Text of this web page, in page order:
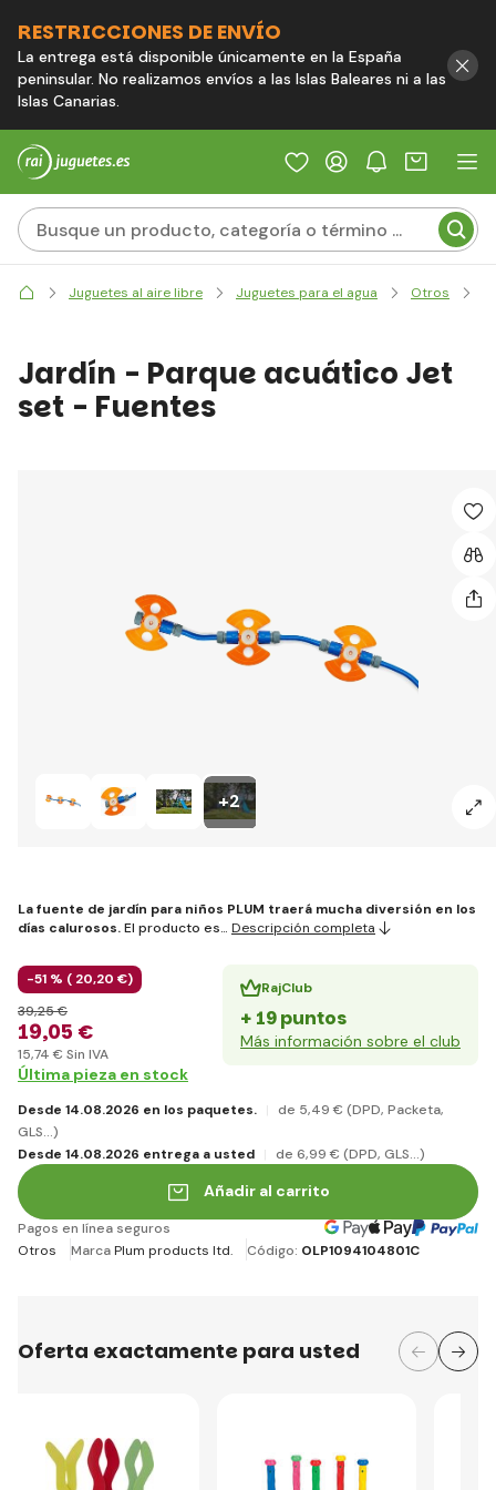
RESTRICCIONES DE ENVÍO
La entrega está disponible únicamente en la España
peninsular. No realizamos envíos a las Islas Baleares ni a las
Islas Canarias.
Juguetes al aire libre Juguetes para el agua Otros
+2
Jardín - Parque acuático Jet
set - Fuentes
La fuente de jardín para niños PLUM traerá mucha diversión en los
días calurosos.El producto es… Descripción completa
-51 % ( 20,20 €)
19,05 €
39,25 €
15,74 € Sin IVA
RajClub
+ 19 puntos
Más información sobre el club
Última pieza en stock
Desde 14.08.2026 en los paquetes. de 5,49 € (DPD, Packeta,
GLS...)
Desde 14.08.2026 entrega a usted
de 6,99 € (DPD, GLS...)
Añadir al carrito
Pagos en línea seguros
Otros
MarcaPlum products ltd. Código: OLP1094104801C
Oferta exactamente para usted